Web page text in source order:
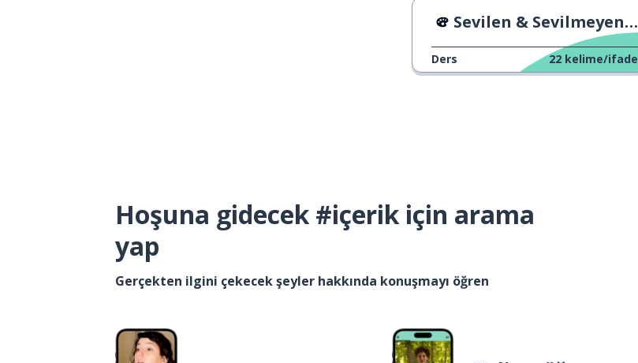
Sevilen & Sevilmeyen Şeyler 4
Ders 22 kelime/ifade
Hoşuna gidecek #içerik için arama
yap
Gerçekten ilgini çekecek şeyler hakkında konuşmayı öğren